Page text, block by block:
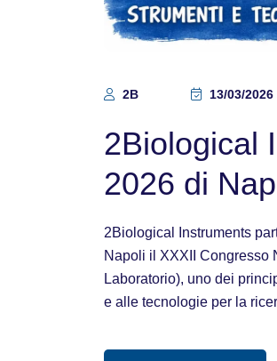
2B 13/03/2026
2Biological
2026 di
2Biological Instruments
Napoli il XXXII Congresso
Laboratorio), uno dei
e alle tecnologie per la